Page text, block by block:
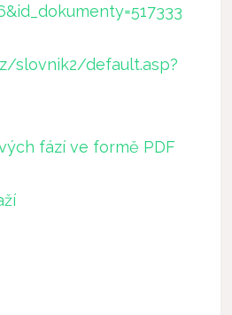
slovnik2/default.asp?
fází ve formě PDF